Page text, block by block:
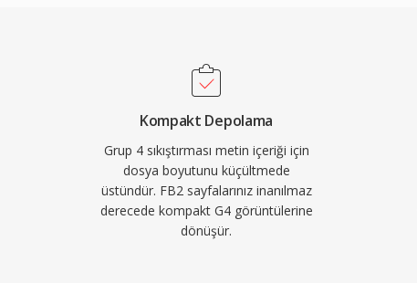
Kompakt Depolama
Grup 4 sıkıştırması metin içeriği için
dosya boyutunu küçültmede
üstündür. FB2 sayfalarınız inanılmaz
derecede kompakt G4 görüntülerine
dönüşür.